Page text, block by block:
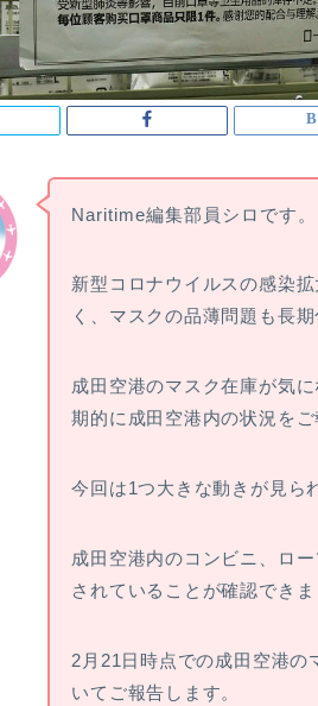
Naritime編集部員シロです。
新型コロナウイルスの感染
く、マスクの品薄問題も長期
成田空港のマスク在庫が気
期的に成田空港内の状況を
今回は1つ大きな動きが見ら
成田空港内のコンビニ、ロ
されていることが確認できま
2月21日時点での成田空港の
いてご報告します。